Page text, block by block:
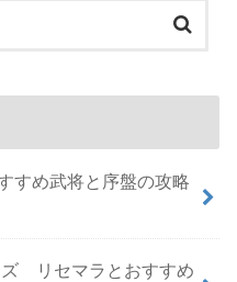
すめ武将と序盤の攻略
ズ リセマラとおすすめ